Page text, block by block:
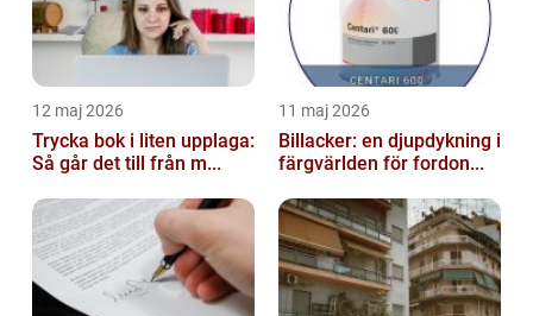
12 maj 2026
Trycka bok i liten upplaga:
Så går det till från m...
11 maj 2026
Billacker: en djupdykning i
färgvärlden för fordon...